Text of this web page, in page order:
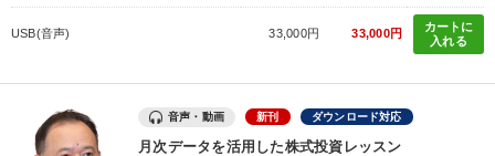
USB(音声) 33,000円 33,000円
カートに
入れる
音声・動画 新刊 ダウンロード対応
月次データを活用した株式投資レッスン